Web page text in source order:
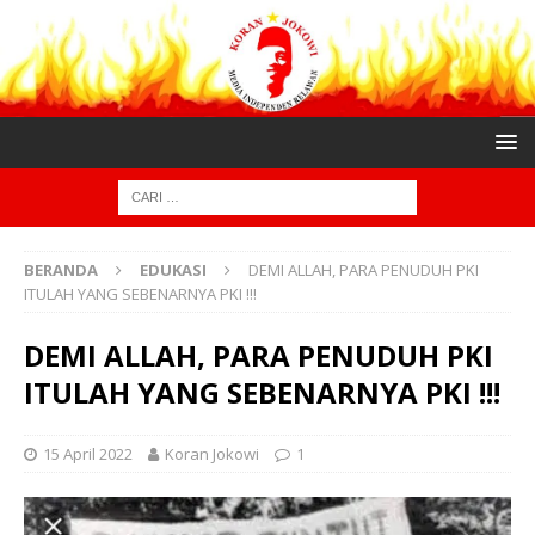
BERANDA EDUKASI
DEMI ALLAH, PARA PENUDUH PKI
ITULAH YANG SEBENARNYA PKI !!!
DEMI ALLAH, PARA PENUDUH PKI
ITULAH YANG SEBENARNYA PKI !!!
15 April 2022 Koran Jokowi 1